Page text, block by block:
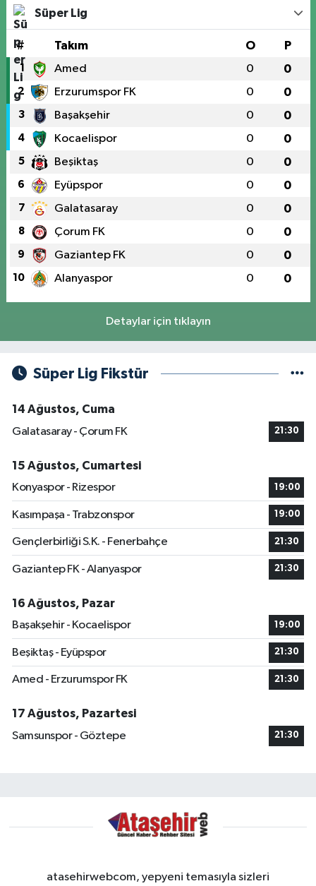
Süper Lig
# Takım O P
1 Amed 0 0
2 Erzurumspor FK 0 0
3 Başakşehir 0 0
4 Kocaelispor 0 0
5 Beşiktaş 0 0
6 Eyüpspor 0 0
7 Galatasaray 0 0
8 Çorum FK 0 0
9 Gaziantep FK 0 0
10 Alanyaspor 0 0
Detaylar için tıklayın
Süper Lig Fikstür
14 Ağustos, Cuma
Galatasaray - Çorum FK
21:30
15 Ağustos, Cumartesi
Konyaspor - Rizespor
19:00
Kasımpaşa - Trabzonspor 19:00
Gençlerbirliği S.K. - Fenerbahçe 21:30
Gaziantep FK - Alanyaspor 21:30
16 Ağustos, Pazar
Başakşehir - Kocaelispor
19:00
Beşiktaş - Eyüpspor 21:30
Amed - Erzurumspor FK 21:30
17 Ağustos, Pazartesi
Samsunspor - Göztepe
21:30
atasehirwebcom, yepyeni temasıyla sizleri